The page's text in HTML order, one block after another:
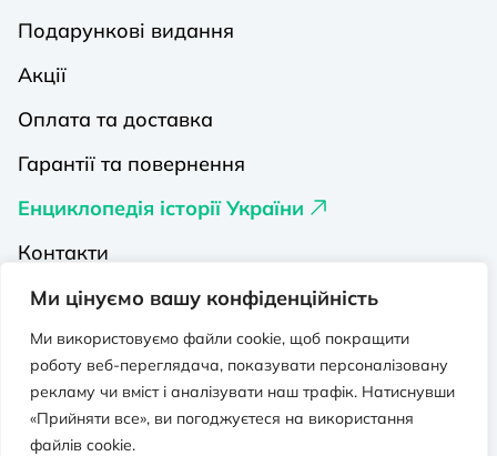
Ми цінуємо вашу конфіденційність
Ми використовуємо файли cookie, щоб покращити
роботу веб-переглядача, показувати персоналізовану
рекламу чи вміст і аналізувати наш трафік. Натиснувши
«Прийняти все», ви погоджуєтеся на використання
файлів cookie.
Подарункові видання
Акції
Оплата та доставка
Гарантії та повернення
Енциклопедія історії України
Контакти
Про нас
Видавництва на Порталі
Політика конфіденційності
Публічна оферта